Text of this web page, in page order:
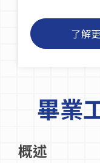
了解
畢業
概述